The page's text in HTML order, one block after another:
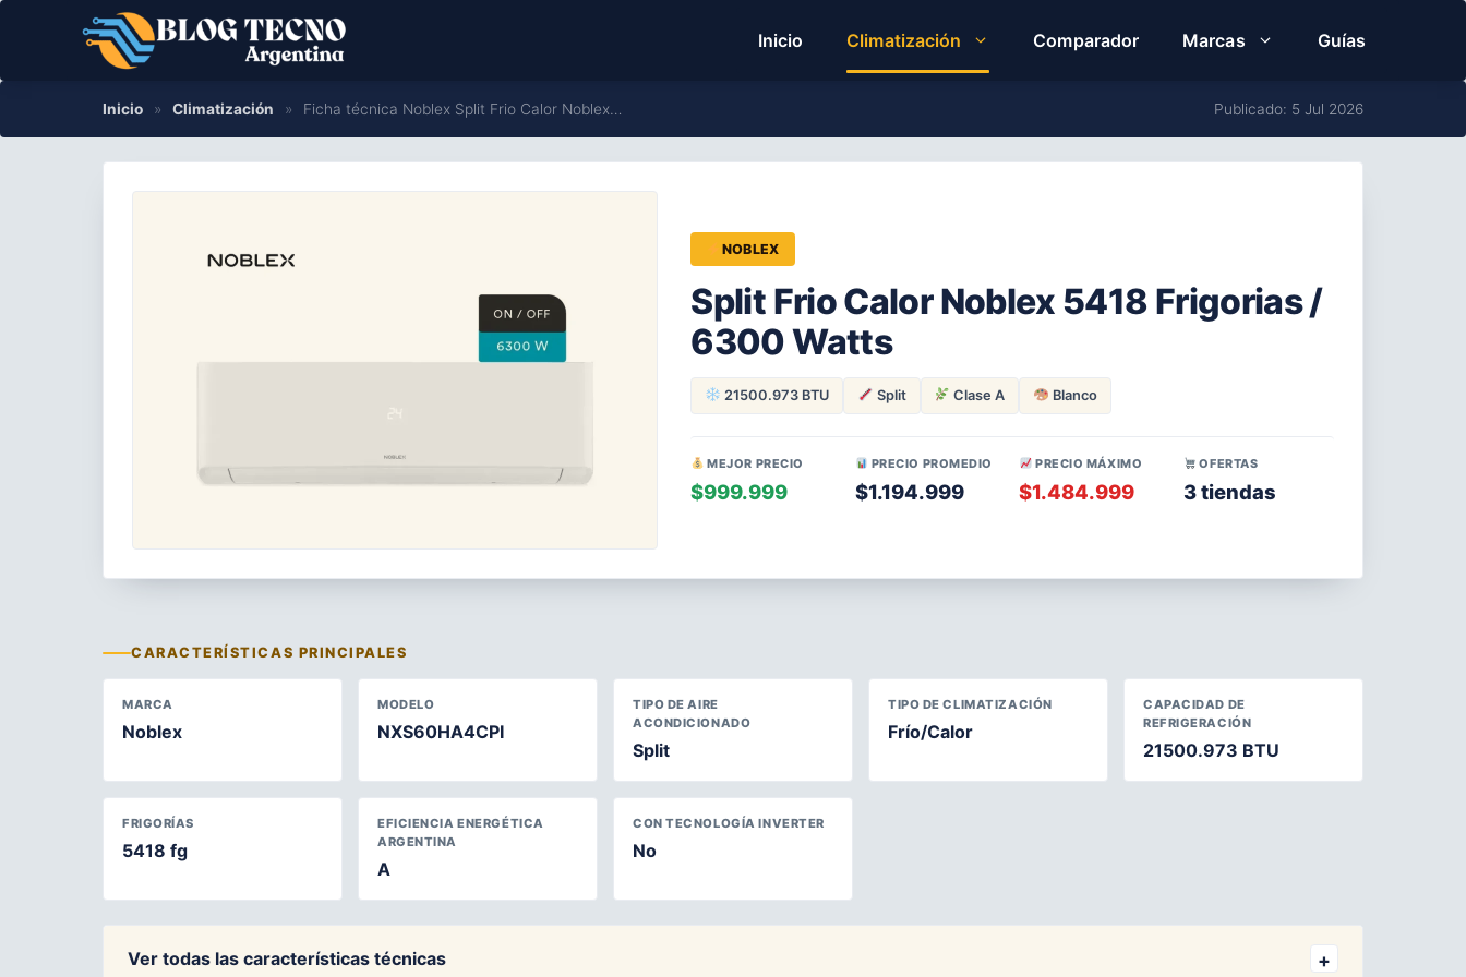
Inicio Climatización Comparador Marcas Guías
Inicio » Climatización » Ficha técnica Noblex Split Frio Calor Noblex… Publicado: 5 Jul 2026
NOBLEX
Split Frio Calor Noblex 5418 Frigorias /
6300 Watts
21500.973 BTU Split Clase A Blanco
MEJOR PRECIO
$999.999
PRECIO PROMEDIO
$1.194.999
PRECIO MÁXIMO
$1.484.999
OFERTAS
3 tiendas
CARACTERÍSTICAS PRINCIPALES
MARCA
Noblex
MODELO
NXS60HA4CPI
TIPO DE AIRE
ACONDICIONADO
Split
TIPO DE CLIMATIZACIÓN
Frío/Calor
CAPACIDAD DE
REFRIGERACIÓN
21500.973 BTU
FRIGORÍAS
5418 fg
EFICIENCIA ENERGÉTICA
ARGENTINA
A
CON TECNOLOGÍA INVERTER
No
Ver todas las características técnicas